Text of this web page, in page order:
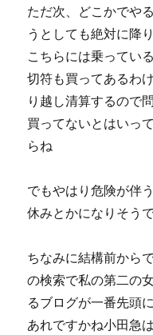
ただ次、どこかでや
うとしても絶対に降
こちらには乗ってい
切符も買ってあるわ
り越し清算するので
買ってないとはいっ
らね
でもやはり危険が伴
休みとかになりそう
ちなみに結構前から
の検索で私の第二の
るブログが一番先頭
あれですかね小田急